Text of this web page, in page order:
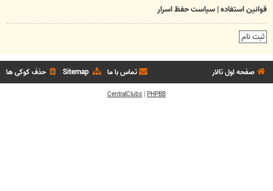
قوانین استفاده|سیاست حفظ اسرار
ثبت نام
صفحه اول تالار حذف کوکی ها Sitemap تماس با ما
PHPBB
|
CentralClubs